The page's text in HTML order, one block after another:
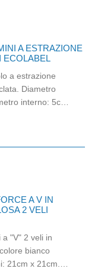
A ESTRAZIONE
ECOLABEL
a estrazione
alimenti.
A V IN
2 VELI
"V" 2 veli in
bianco
21cm x 21cm.